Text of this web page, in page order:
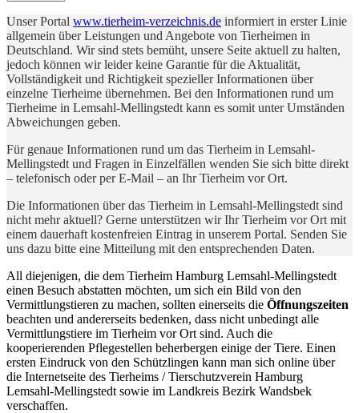
Unser Portal www.tierheim-verzeichnis.de informiert in erster Linie
allgemein über Leistungen und Angebote von Tierheimen in
Deutschland. Wir sind stets bemüht, unsere Seite aktuell zu halten,
jedoch können wir leider keine Garantie für die Aktualität,
Vollständigkeit und Richtigkeit spezieller Informationen über
einzelne Tierheime übernehmen. Bei den Informationen rund um
Tierheime in Lemsahl-Mellingstedt kann es somit unter Umständen
Abweichungen geben.
Für genaue Informationen rund um das Tierheim in Lemsahl-
Mellingstedt und Fragen in Einzelfällen wenden Sie sich bitte direkt
– telefonisch oder per E-Mail – an Ihr Tierheim vor Ort.
Die Informationen über das Tierheim in Lemsahl-Mellingstedt sind
nicht mehr aktuell? Gerne unterstützen wir Ihr Tierheim vor Ort mit
einem dauerhaft kostenfreien Eintrag in unserem Portal. Senden Sie
uns dazu bitte eine Mitteilung mit den entsprechenden Daten.
All diejenigen, die dem Tierheim Hamburg Lemsahl-Mellingstedt
einen Besuch abstatten möchten, um sich ein Bild von den
Vermittlungstieren zu machen, sollten einerseits die Öffnungszeiten
beachten und andererseits bedenken, dass nicht unbedingt alle
Vermittlungstiere im Tierheim vor Ort sind. Auch die
kooperierenden Pflegestellen beherbergen einige der Tiere. Einen
ersten Eindruck von den Schützlingen kann man sich online über
die Internetseite des Tierheims / Tierschutzverein Hamburg
Lemsahl-Mellingstedt sowie im Landkreis Bezirk Wandsbek
verschaffen.